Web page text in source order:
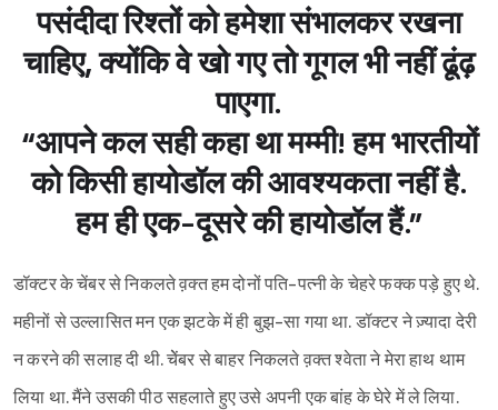
पसंदीदा रिश्तों को हमेशा संभालकर रखना
चाहिए, क्योंकि वे खो गए तो गूगल भी नहीं ढूंढ़
पाएगा.
“आपने कल सही कहा था मम्मी! हम भारतीयों
को किसी हायोडॉल की आवश्यकता नहीं है.
हम ही एक-दूसरे की हायोडॉल हैं.”
डॉक्टर के चेंबर से निकलते व़क्त हम दोनों पति-पत्नी के चेहरे फक्क पड़े हुए थे.
महीनों से उल्लासित मन एक झटके में ही बुझ-सा गया था. डॉक्टर ने ज़्यादा देरी
न करने की सलाह दी थी. चेेंबर से बाहर निकलते व़क्त श्‍वेता ने मेरा हाथ थाम
लिया था. मैंने उसकी पीठ सहलाते हुए उसे अपनी एक बांह के घेरे में ले लिया.